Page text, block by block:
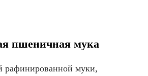
пшеничная мука
рафинированной муки,